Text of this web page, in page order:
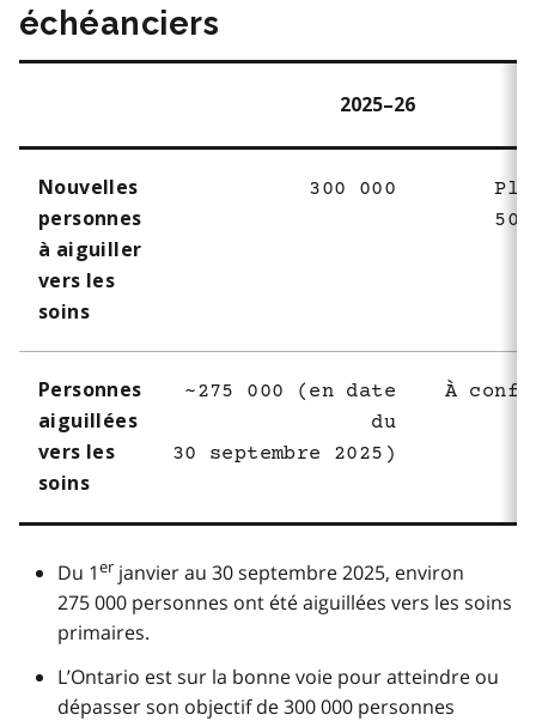
échéanciers
2025–26
Nouvelles
personnes
à aiguiller
vers les
soins
300 000
Personnes
aiguillées
vers les
soins
~275 000 (en date
du
30 septembre 2025)
À
Du 1er janvier au 30 septembre 2025, environ
275 000 personnes ont été aiguillées vers les soins
primaires.
L’Ontario est sur la bonne voie pour atteindre ou
dépasser son objectif de 300 000 personnes